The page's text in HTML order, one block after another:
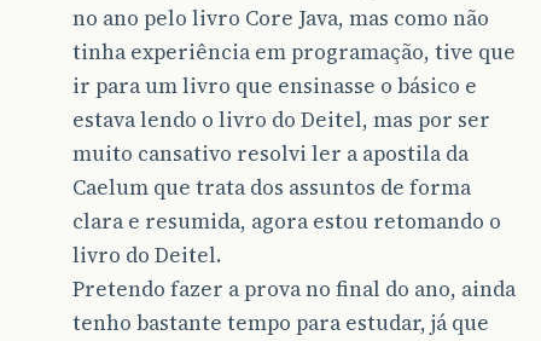
no ano pelo livro Core Java, mas como não
tinha experiência em programação, tive que
ir para um livro que ensinasse o básico e
estava lendo o livro do Deitel, mas por ser
muito cansativo resolvi ler a apostila da
Caelum que trata dos assuntos de forma
clara e resumida, agora estou retomando o
livro do Deitel.
Pretendo fazer a prova no final do ano, ainda
tenho bastante tempo para estudar, já que